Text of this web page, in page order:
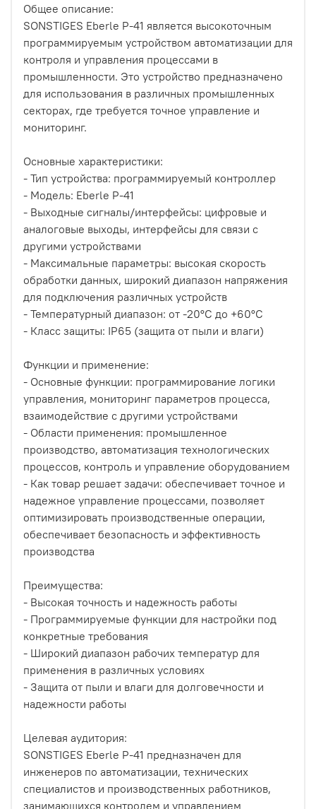
Общее описание:
SONSTIGES Eberle P-41 является высокоточным
программируемым устройством автоматизации для
контроля и управления процессами в
промышленности. Это устройство предназначено
для использования в различных промышленных
секторах, где требуется точное управление и
мониторинг.
Основные характеристики:
- Тип устройства: программируемый контроллер
- Модель: Eberle P-41
- Выходные сигналы/интерфейсы: цифровые и
аналоговые выходы, интерфейсы для связи с
другими устройствами
- Максимальные параметры: высокая скорость
обработки данных, широкий диапазон напряжения
для подключения различных устройств
- Температурный диапазон: от -20°C до +60°C
- Класс защиты: IP65 (защита от пыли и влаги)
Функции и применение:
- Основные функции: программирование логики
управления, мониторинг параметров процесса,
взаимодействие с другими устройствами
- Области применения: промышленное
производство, автоматизация технологических
процессов, контроль и управление оборудованием
- Как товар решает задачи: обеспечивает точное и
надежное управление процессами, позволяет
оптимизировать производственные операции,
обеспечивает безопасность и эффективность
производства
Преимущества:
- Высокая точность и надежность работы
- Программируемые функции для настройки под
конкретные требования
- Широкий диапазон рабочих температур для
применения в различных условиях
- Защита от пыли и влаги для долговечности и
надежности работы
Целевая аудитория:
SONSTIGES Eberle P-41 предназначен для
инженеров по автоматизации, технических
специалистов и производственных работников,
занимающихся контролем и управлением